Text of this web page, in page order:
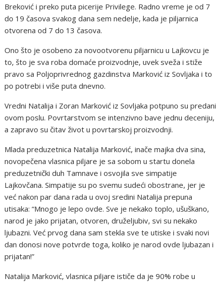
Breković i preko puta picerije Privilege. Radno vreme je od 7
do 19 časova svakog dana sem nedelje, kada je piljarnica
otvorena od 7 do 13 časova.
Ono što je osobeno za novootvorenu piljarnicu u Lajkovcu je
to, što je sva roba domaće proizvodnje, uvek sveža i stiže
pravo sa Poljoprivrednog gazdinstva Marković iz Sovljaka i to
po potrebi i više puta dnevno.
Vredni Natalija i Zoran Marković iz Sovljaka potpuno su predani
ovom poslu. Povrtarstvom se intenzivno bave jednu deceniju,
a zapravo su čitav život u povrtarskoj proizvodnji.
Mlada preduzetnica Natalija Marković, inače majka dva sina,
novopečena vlasnica piljare je sa sobom u startu donela
preduzetnički duh Tamnave i osvojila sve simpatije
Lajkovčana. Simpatije su po svemu sudeći obostrane, jer je
već nakon par dana rada u ovoj sredini Natalija prepuna
utisaka: “Mnogo je lepo ovde. Sve je nekako toplo, ušuškano,
narod je jako prijatan, otvoren, druželjubiv, svi su nekako
ljubazni. Već prvog dana sam stekla sve te utiske i svaki novi
dan donosi nove potvrde toga, koliko je narod ovde ljubazan i
prijatan!”
Natalija Marković, vlasnica piljare ističe da je 90% robe u